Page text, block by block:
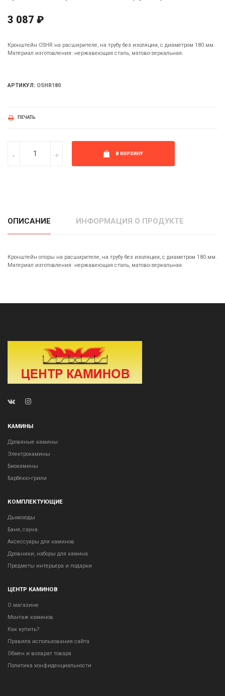
3 087 ₽
Кронштейн OSHR на расширителе, на трубу без изоляции, с диаметром 180 мм.
Материал изготовления: нержавеющая сталь, матово-зеркальная.
АРТИКУЛ: OSHR180
ПЕЧАТЬ
В КОРЗИНУ
ОПИСАНИЕ ИНФОРМАЦИЯ О ПРОДУКТЕ
Кронштейн опоры на расширителе, на трубу без изоляции, с диаметром 180 мм.
Материал изготовления: нержавеющая сталь, матово-зеркальная.
КАМИНЫ
Дровяные камины
Электрокамины
Биокамины
Барбекю-грили
КОМПЛЕКТУЮЩИЕ
Дымоходы
Баня, сауна
Аксессуары для каминов
Дровники, наборы для камина
Предметы интерьера и подарки
ЦЕНТР КАМИНОВ
О магазине
Монтаж каминов
Как купить?
Правила использования сайта
Обмен и возврат товара
Политика конфиденциальности